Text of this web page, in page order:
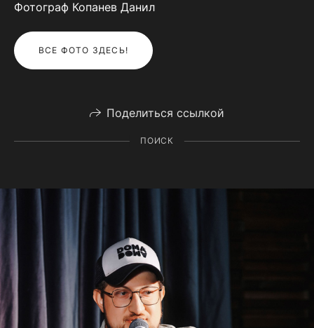
Фотограф Копанев Данил
ВСЕ ФОТО ЗДЕСЬ!
Поделиться ссылкой
ПОИСК